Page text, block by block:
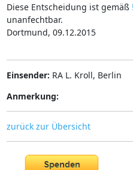
Diese Entscheidung ist gemäß
unanfechtbar.
Dortmund, 09.12.2015
Einsender: RA L. Kroll, Berlin
Anmerkung:
zurück zur Übersicht